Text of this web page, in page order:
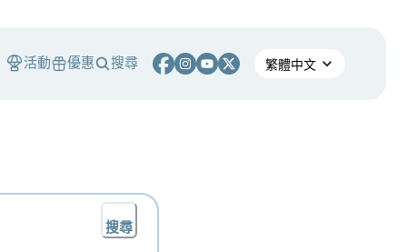
活動 優惠 搜尋
搜尋